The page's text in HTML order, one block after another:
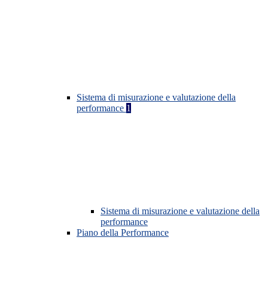
Sistema di misurazione e valutazione della
performance 1
Sistema di misurazione e valutazione della
performance
Piano della Performance